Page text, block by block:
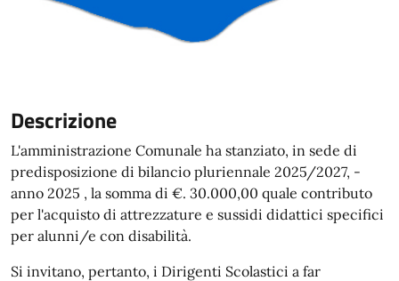
Descrizione
L'amministrazione Comunale ha stanziato, in sede di
predisposizione di bilancio pluriennale 2025/2027, -
anno 2025 , la somma di €. 30.000,00 quale contributo
per l'acquisto di attrezzature e sussidi didattici specifici
per alunni/e con disabilità.
Si invitano, pertanto, i Dirigenti Scolastici a far